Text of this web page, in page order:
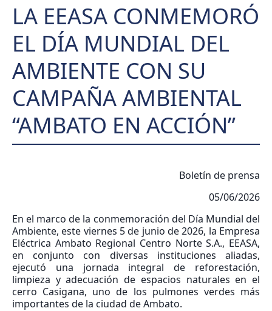
LA EEASA CONMEMORÓ
EL DÍA MUNDIAL DEL
AMBIENTE CON SU
CAMPAÑA AMBIENTAL
“AMBATO EN ACCIÓN”
Boletín de prensa
05/06/2026
En el marco de la conmemoración del Día Mundial del
Ambiente, este viernes 5 de junio de 2026, la Empresa
Eléctrica Ambato Regional Centro Norte S.A., EEASA,
en conjunto con diversas instituciones aliadas,
ejecutó una jornada integral de reforestación,
limpieza y adecuación de espacios naturales en el
cerro Casigana, uno de los pulmones verdes más
importantes de la ciudad de Ambato.